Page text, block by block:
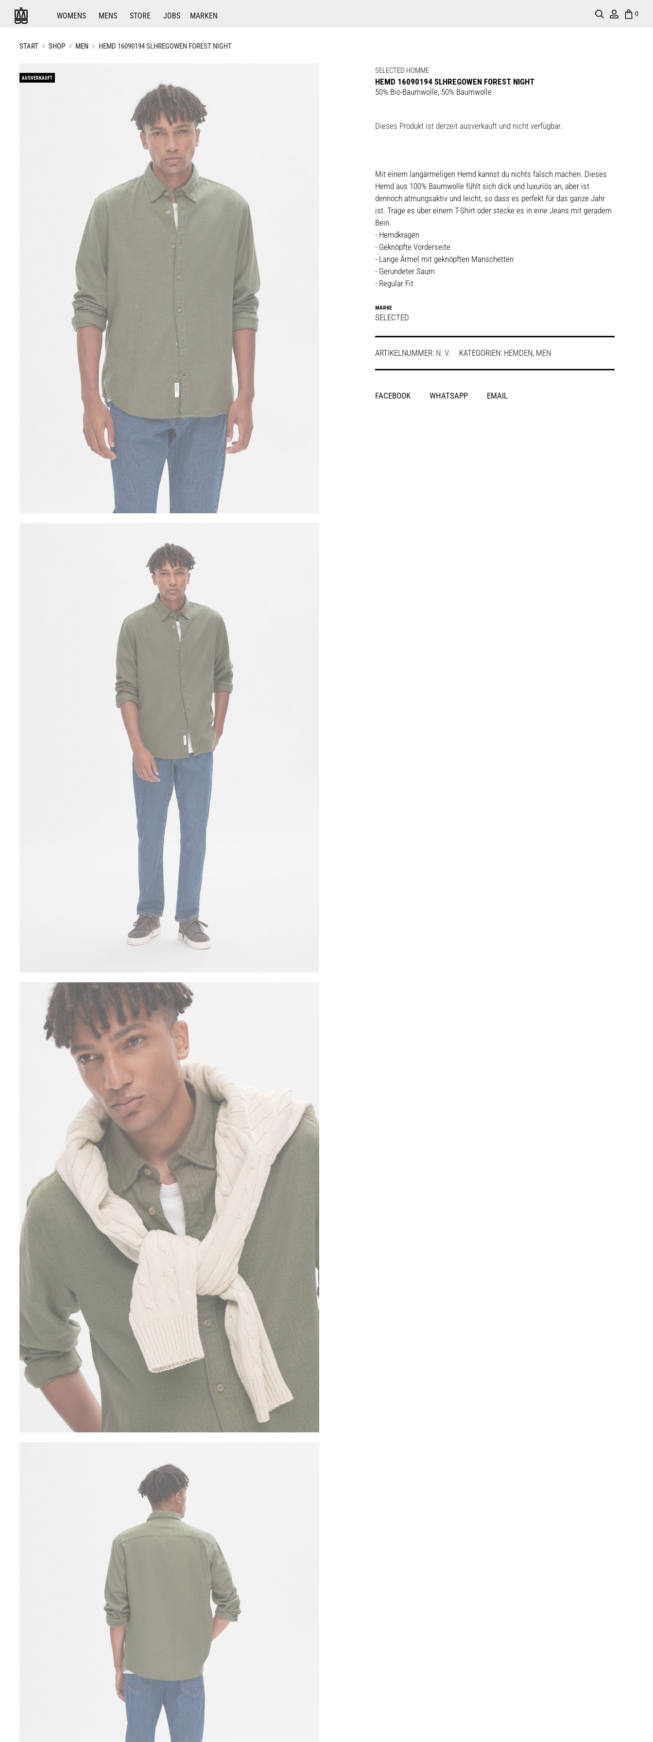
WOMENS MENS STORE JOBS MARKEN 0
Account
Search
START SHOP MEN HEMD 16090194 SLHREGOWEN FOREST NIGHT
AUSVERKAUFT
SELECTED HOMME
HEMD 16090194 SLHREGOWEN FOREST NIGHT
50% Bio-Baumwolle, 50% Baumwolle
Dieses Produkt ist derzeit ausverkauft und nicht verfügbar.
Mit einem langärmeligen Hemd kannst du nichts falsch machen. Dieses
Hemd aus 100% Baumwolle fühlt sich dick und luxuriös an, aber ist
dennoch atmungsaktiv und leicht, so dass es perfekt für das ganze Jahr
ist. Trage es über einem T-Shirt oder stecke es in eine Jeans mit geradem
Bein.
- Hemdkragen
- Geknöpfte Vorderseite
- Lange Ärmel mit geknöpften Manschetten
- Gerundeter Saum
- Regular Fit
MARKE
SELECTED
ARTIKELNUMMER: N. V. KATEGORIEN: HEMDEN, MEN
SHARE
FACEBOOK WHATSAPP EMAIL